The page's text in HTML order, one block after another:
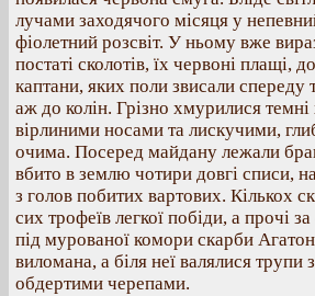
лучами заходячого місяця у
фіолетний розсвіт. У ньому вже
постаті сколотів, їх червоні плащі,
каптани, яких поли звисали
аж до колін. Грізно хмурилися темні
вірлиними носами та лискучими,
очима. Посеред майдану лежали
вбито в землю чотири довгі списи,
з голов побитих вартових. Кількох
сих трофеїв легкої побіди, а прочі
під мурованої комори скарби
виломана, а біля неї валялися трупи
обдертими черепами.